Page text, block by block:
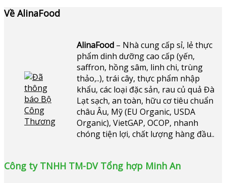
Về AlinaFood
AlinaFood– Nhà cung cấp sỉ, lẻ thực
phẩm dinh dưỡng cao cấp (yến,
saffron, hồng sâm, linh chi, trùng
thảo,..), trái cây, thực phẩm nhập
khẩu, các loại đặc sản, rau củ quả Đà
Lạt sạch, an toàn, hữu cơ tiêu chuẩn
châu Âu, Mỹ (EU Organic, USDA
Organic), VietGAP, OCOP, nhanh
chóng tiện lợi, chất lượng hàng đầu..
Công ty TNHH TM-DV Tổng hợp Minh An